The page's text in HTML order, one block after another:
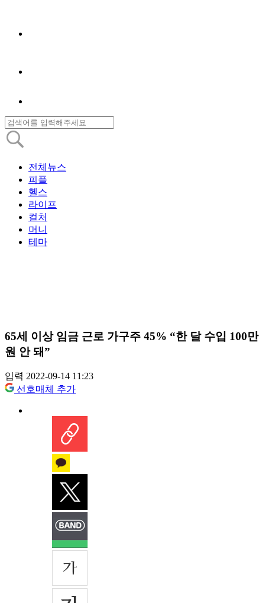
전체뉴스
피플
헬스
라이프
컬처
머니
테마
65세 이상 임금 근로 가구주 45% “한 달 수입 100만
원 안 돼”
입력 2022-09-14 11:23
선호매체 추가